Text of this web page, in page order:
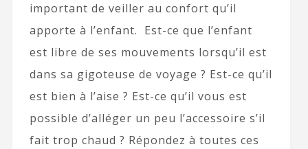
important de veiller au confort qu’il
apporte à l’enfant. Est-ce que l’enfant
est libre de ses mouvements lorsqu’il est
dans sa gigoteuse de voyage ? Est-ce qu’il
est bien à l’aise ? Est-ce qu’il vous est
possible d’alléger un peu l’accessoire s’il
fait trop chaud ? Répondez à toutes ces